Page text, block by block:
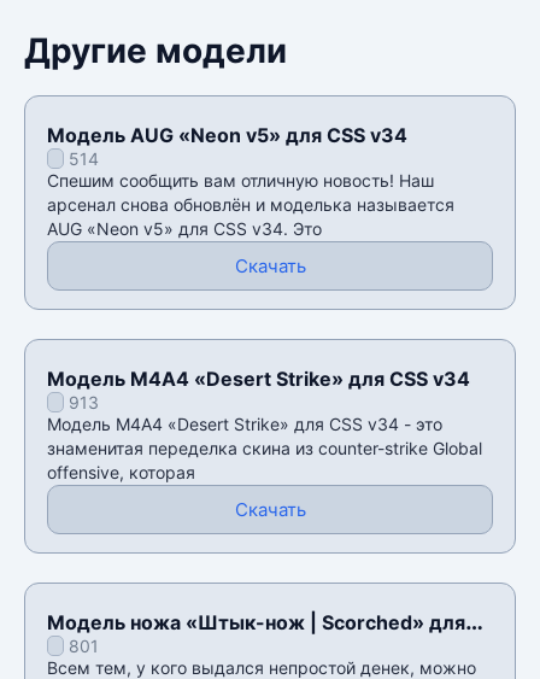
Другие модели
Модель AUG «Neon v5» для CSS v34
514
Спешим сообщить вам отличную новость! Наш
арсенал снова обновлён и моделька называется
AUG «Neon v5» для CSS v34. Это
Скачать
Модель М4А4 «Desert Strike» для CSS v34
913
Модель М4А4 «Desert Strike» для CSS v34 - это
знаменитая переделка скина из counter-strike Global
offensive, которая
Скачать
Модель ножа «Штык-нож | Scorched» для
CSS v34
801
Всем тем, у кого выдался непростой денек, можно